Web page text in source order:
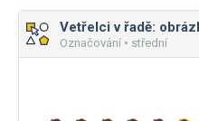
Vetřelci v řadě:
Označování • střední